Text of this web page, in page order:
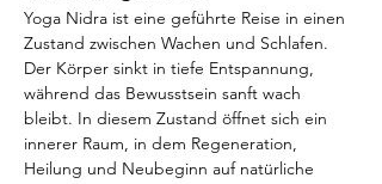
Yoga Nidra ist eine geführte Reise in einen
Zustand zwischen Wachen und Schlafen.
Der Körper sinkt in tiefe Entspannung,
während das Bewusstsein sanft wach
bleibt. In diesem Zustand öffnet sich ein
innerer Raum, in dem Regeneration,
Heilung und Neubeginn auf natürliche